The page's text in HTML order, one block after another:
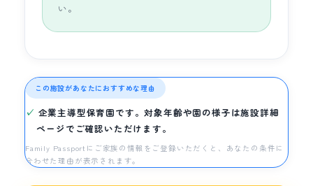
い。
この施設があなたにおすすめな理由
企業主導型保育園です。対象年齢や園の様子は施設詳細
ページでご確認いただけます。
Family Passportにご家族の情報をご登録いただくと、あなたの条件に
合わせた理由が表示されます。